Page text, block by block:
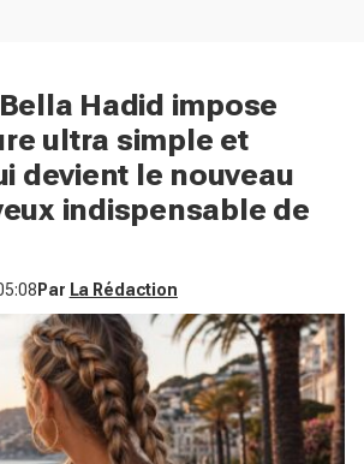
Hadid impose
ultra simple et
devient le nouveau
indispensable de
Par La Rédaction